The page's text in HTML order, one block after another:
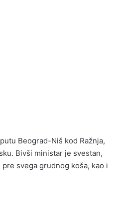
Beograd-Niš kod Ražnja,
Bivši ministar je svestan,
svega grudnog koša, kao i